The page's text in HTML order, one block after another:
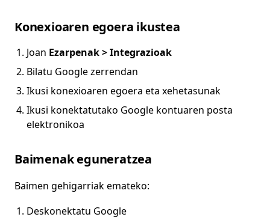
Konexioaren egoera ikustea
Joan Ezarpenak > Integrazioak
Bilatu Google zerrendan
Ikusi konexioaren egoera eta xehetasunak
Ikusi konektatutako Google kontuaren posta
elektronikoa
Baimenak eguneratzea
Baimen gehigarriak emateko:
Deskonektatu Google